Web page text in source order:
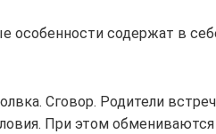
особенности содержат в
Сговор. Родители
При этом